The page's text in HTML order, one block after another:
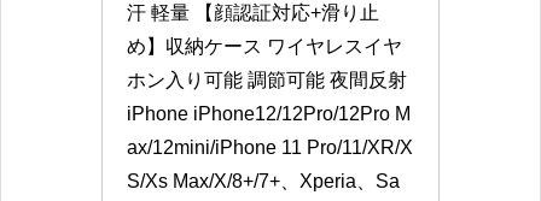
汗 軽量 【顔認証対応+滑り止
め】収納ケース ワイヤレスイヤ
ホン入り可能 調節可能 夜間反射
iPhone iPhone12/12Pro/12Pro M
ax/12mini/iPhone 11 Pro/11/XR/X
S/Xs Max/X/8+/7+、Xperia、Sa